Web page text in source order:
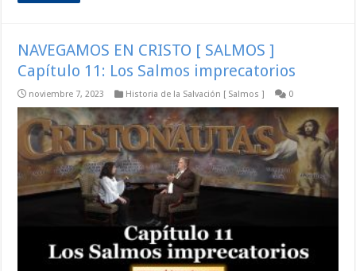
NAVEGAMOS EN CRISTO [ SALMOS ]
Capítulo 11: Los Salmos imprecatorios
noviembre 7, 2023 Historia de la Salvación [ Salmos ] 0